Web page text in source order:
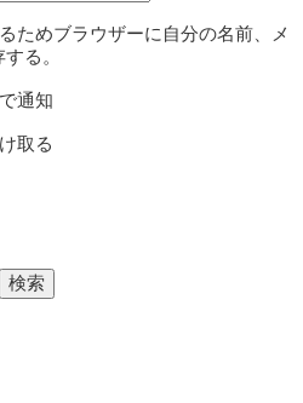
ためブラウザーに自分の名前、メ
る。
通知
取る
検索